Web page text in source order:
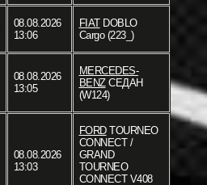
08.08.2026
13:06
FIATDOBLO
Cargo (223_)
08.08.2026
13:05
MERCEDES-
BENZСЕДАН
(W124)
08.08.2026
13:03
FORDTOURNEO
CONNECT /
GRAND
TOURNEO
CONNECT V408